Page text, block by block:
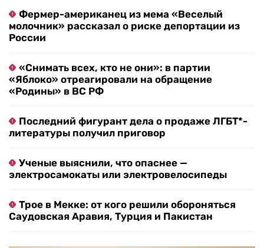
Фермер-американец из мема «Веселый
молочник» рассказал о риске депортации из
России
«Снимать всех, кто не они»: в партии
«Яблоко» отреагировали на обращение
«Родины» в ВС РФ
Последний фигурант дела о продаже ЛГБТ*-
литературы получил приговор
Ученые выяснили, что опаснее —
электросамокаты или электровелосипеды
Трое в Мекке: от кого решили обороняться
Саудовская Аравия, Турция и Пакистан